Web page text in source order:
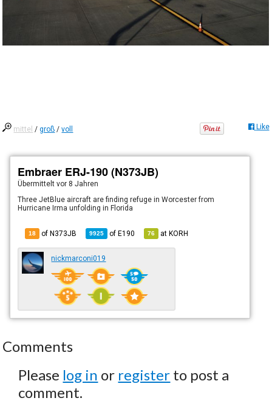
mittel /groß /voll Like
Embraer ERJ-190 (N373JB)
Übermitteltvor 8 Jahren
Three JetBlue aircraft are finding refuge in Worcester from
Hurricane Irma unfolding in Florida
18 of N373JB 9925 ofE190 76 atKORH
nickmarconi019
Comments
Please log in or register to post a
comment.